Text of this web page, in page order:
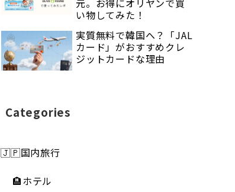
元。お得にオリヤンで買
い物してみた！
実質無料で韓国へ？「JAL
カード」がおすすめクレ
ジットカードな理由
Categories
🇯🇵国内旅行
🏨ホテル